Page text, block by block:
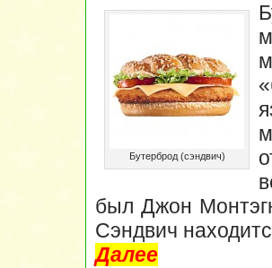
Бутерброд (сэндвич)
был Джон
Сэндвич
Далее